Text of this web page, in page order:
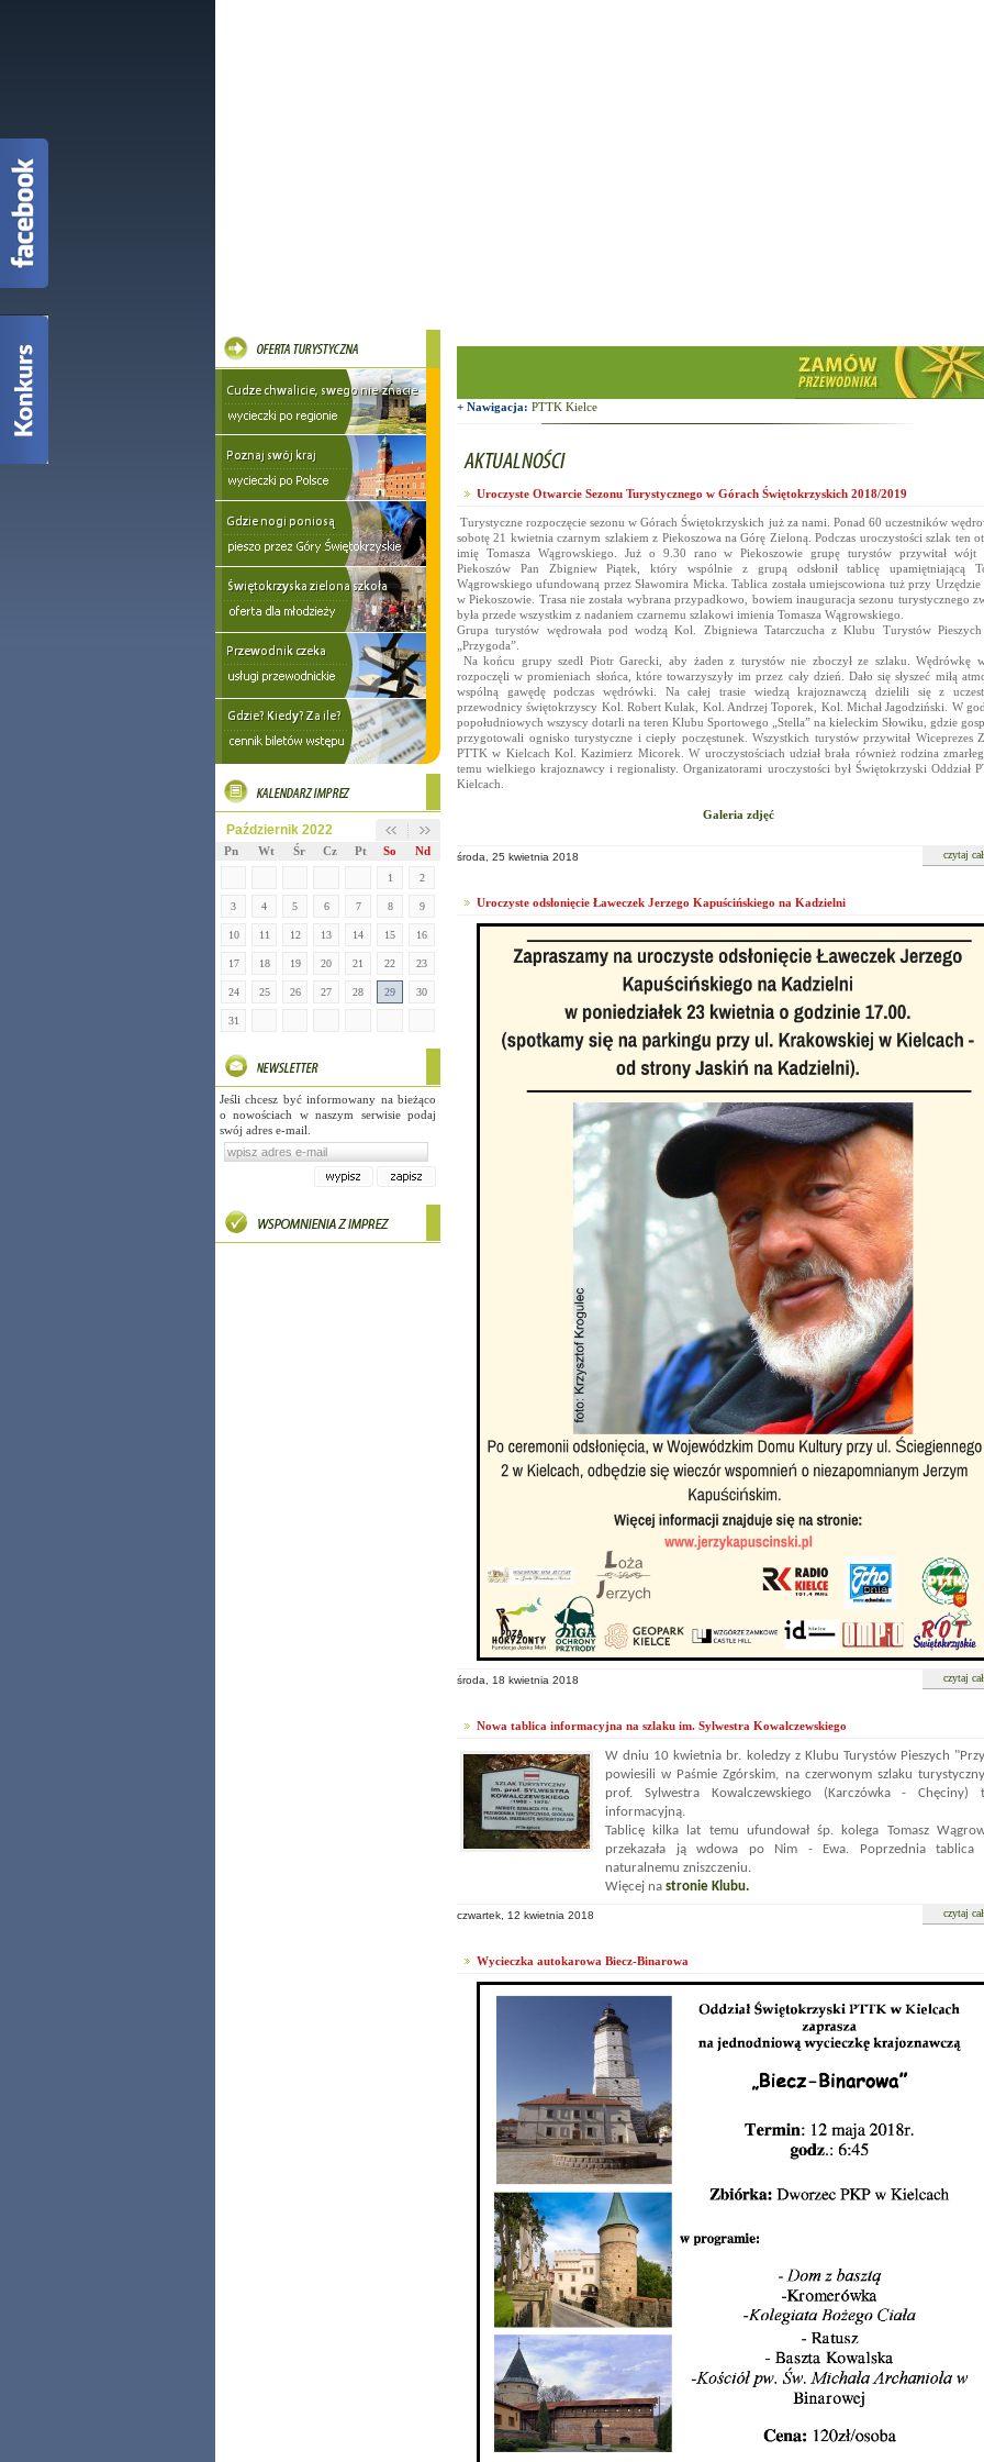
Październik 2022
Pn Wt Śr Cz Pt So Nd
1 2
3 4 5 6 7 8 9
10 11 12 13 14 15 16
17 18 19 20 21 22 23
24 25 26 27 28 29 30
31
Jeśli chcesz być informowany na bieżąco
o nowościach w naszym serwisie podaj
swój adres e-mail.
+ Nawigacja: PTTK Kielce
Uroczyste Otwarcie Sezonu Turystycznego w Górach Świętokrzyskich 2018/2019
Turystyczne rozpoczęcie sezonu w Górach Świętokrzyskich już za nami. Ponad 60 uczestników
sobotę 21 kwietnia czarnym szlakiem z Piekoszowa na Górę Zieloną. Podczas uroczystości szlak ten
imię Tomasza Wągrowskiego. Już o 9.30 rano w Piekoszowie grupę turystów przywitał wójt
Piekoszów Pan Zbigniew Piątek, który wspólnie z grupą odsłonił tablicę upamiętniającą
Wągrowskiego ufundowaną przez Sławomira Micka. Tablica została umiejscowiona tuż przy
w Piekoszowie. Trasa nie została wybrana przypadkowo, bowiem inauguracja sezonu turystycznego
była przede wszystkim z nadaniem czarnemu szlakowi imienia Tomasza Wągrowskiego.
Grupa turystów wędrowała pod wodzą Kol. Zbigniewa Tatarczucha z Klubu Turystów
„Przygoda”.
Na końcu grupy szedł Piotr Garecki, aby żaden z turystów nie zboczył ze szlaku. Wędrówkę
rozpoczęli w promieniach słońca, które towarzyszyły im przez cały dzień. Dało się słyszeć miłą
wspólną gawędę podczas wędrówki. Na całej trasie wiedzą krajoznawczą dzielili się z
przewodnicy świętokrzyscy Kol. Robert Kulak, Kol. Andrzej Toporek, Kol. Michał Jagodziński. W
popołudniowych wszyscy dotarli na teren Klubu Sportowego „Stella” na kieleckim Słowiku, gdzie
przygotowali ognisko turystyczne i ciepły poczęstunek. Wszystkich turystów przywitał Wiceprezes
PTTK w Kielcach Kol. Kazimierz Micorek. W uroczystościach udział brała również rodzina
temu wielkiego krajoznawcy i regionalisty. Organizatorami uroczystości był Świętokrzyski Oddział
Kielcach.
Galeria zdjęć
środa, 25 kwietnia 2018 czytaj
Uroczyste odsłonięcie Ławeczek Jerzego Kapuścińskiego na Kadzielni
środa, 18 kwietnia 2018 czytaj
Nowa tablica informacyjna na szlaku im. Sylwestra Kowalczewskiego
W dniu 10 kwietnia br. koledzy z Klubu Turystów Pieszych
powiesili w Paśmie Zgórskim, na czerwonym szlaku
prof. Sylwestra Kowalczewskiego (Karczówka - Chęciny)
informacyjną.
Tablicę kilka lat temu ufundował śp. kolega Tomasz
przekazała ją wdowa po Nim - Ewa. Poprzednia tablica
naturalnemu zniszczeniu.
Więcej na stronie Klubu.
czwartek, 12 kwietnia 2018 czytaj
Wycieczka autokarowa Biecz-Binarowa